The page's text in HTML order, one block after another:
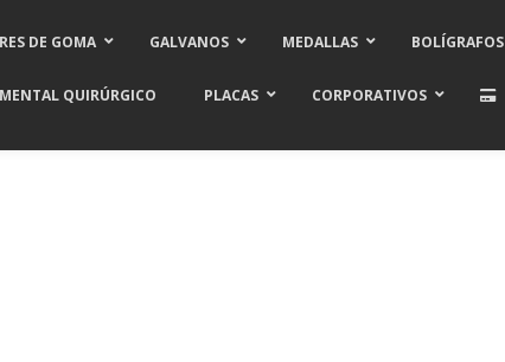
DE GOMA GALVANOS MEDALLAS BOLÍGRAFOS
QUIRÚRGICO PLACAS CORPORATIVOS